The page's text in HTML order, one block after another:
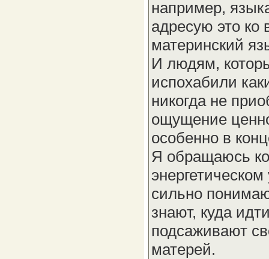
например,
адресую это ко
материнский
И людям,
испохабили
никогда не
ощущение
особенно в
Я обращаюсь
сильно
знают, куда
подсаживают
матерей.